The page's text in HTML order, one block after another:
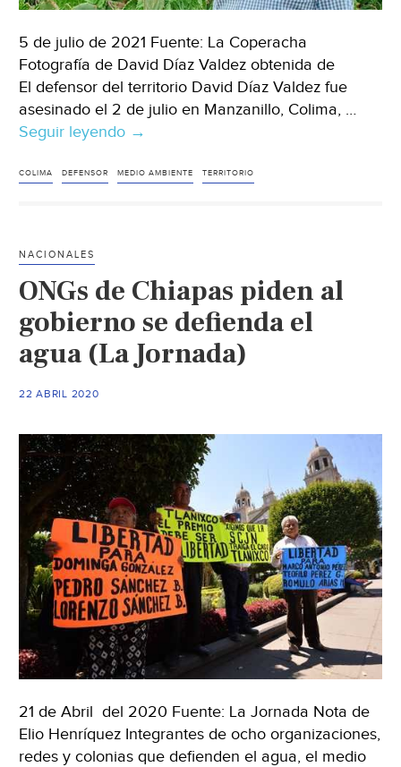
5 de julio de 2021 Fuente: La Coperacha
Fotografía de David Díaz Valdez obtenida de
El defensor del territorio David Díaz Valdez fue
asesinado el 2 de julio en Manzanillo, Colima, …
Seguir leyendo Colima
Asesinan
David
en
Colima
→
COLIMA DEFENSOR MEDIO AMBIENTE TERRITORIO
NACIONALES
ONGs de Chiapas piden al
gobierno se defienda el
agua (La Jornada)
22 ABRIL 2020
21 de Abril del 2020 Fuente: La Jornada Nota de
Elio Henríquez Integrantes de ocho organizaciones,
redes y colonias que defienden el agua, el medio